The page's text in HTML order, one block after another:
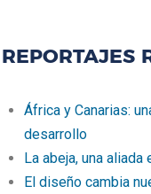
REPORTAJES
África y Canarias:
desarrollo
La abeja, una aliada
El diseño cambia